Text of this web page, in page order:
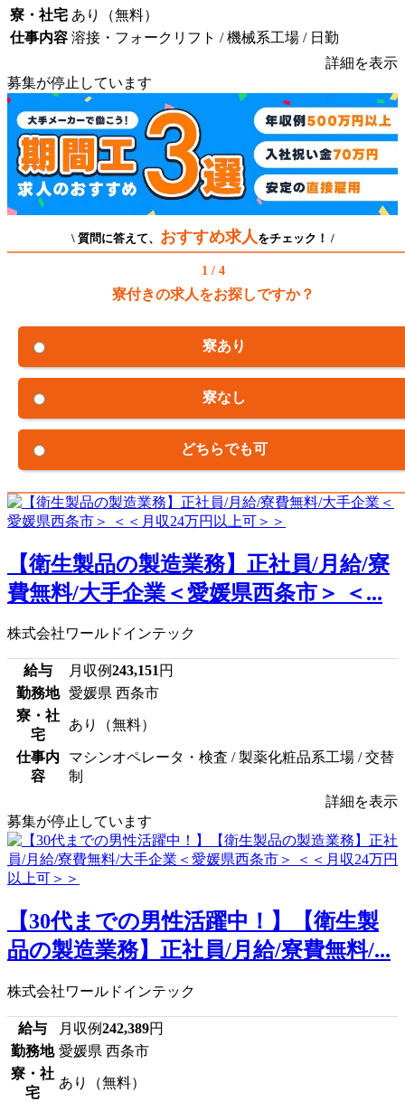
寮・社宅 あり（無料）
仕事内容 溶接・フォークリフト / 機械系工場 / 日勤
詳細を表示
募集が停止しています
\ 質問に答えて、 おすすめ求人 をチェック！ /
1 / 4
寮付きの求人をお探しですか？
寮あり
寮なし
どちらでも可
【衛生製品の製造業務】正社員/月給/寮
費無料/大手企業＜愛媛県西条市＞ ＜...
株式会社ワールドインテック
給与 月収例243,151円
勤務地
愛媛県 西条市
寮・社
宅
あり（無料）
仕事内
容
マシンオペレータ・検査 / 製薬化粧品系工場 / 交替
制
詳細を表示
募集が停止しています
【30代までの男性活躍中！】【衛生製
品の製造業務】正社員/月給/寮費無料/...
株式会社ワールドインテック
給与 月収例242,389円
勤務地 愛媛県 西条市
寮・社
宅
あり（無料）